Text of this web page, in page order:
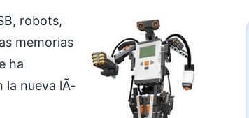
robots,
memorias
ha
la nueva lÃ­